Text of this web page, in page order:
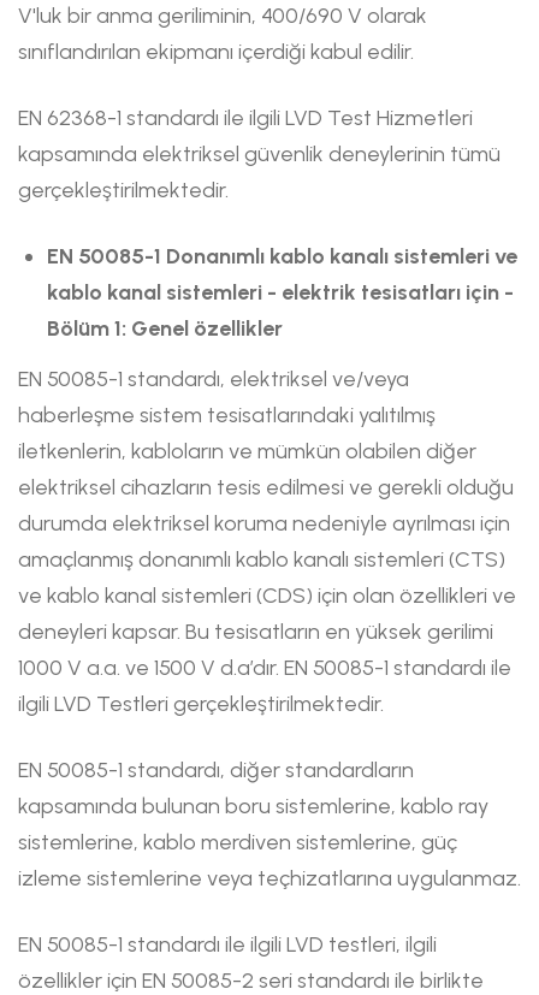
V'luk bir anma geriliminin, 400/690 V olarak
sınıflandırılan ekipmanı içerdiği kabul edilir.
EN 62368-1 standardı ile ilgili LVD Test Hizmetleri
kapsamında elektriksel güvenlik deneylerinin tümü
gerçekleştirilmektedir.
EN 50085-1 Donanımlı kablo kanalı sistemleri ve
kablo kanal sistemleri - elektrik tesisatları için -
Bölüm 1: Genel özellikler
EN 50085-1 standardı, elektriksel ve/veya
haberleşme sistem tesisatlarındaki yalıtılmış
iletkenlerin, kabloların ve mümkün olabilen diğer
elektriksel cihazların tesis edilmesi ve gerekli olduğu
durumda elektriksel koruma nedeniyle ayrılması için
amaçlanmış donanımlı kablo kanalı sistemleri (CTS)
ve kablo kanal sistemleri (CDS) için olan özellikleri ve
deneyleri kapsar. Bu tesisatların en yüksek gerilimi
1000 V a.a. ve 1500 V d.a’dır. EN 50085-1 standardı ile
ilgili LVD Testleri gerçekleştirilmektedir.
EN 50085-1 standardı, diğer standardların
kapsamında bulunan boru sistemlerine, kablo ray
sistemlerine, kablo merdiven sistemlerine, güç
izleme sistemlerine veya teçhizatlarına uygulanmaz.
EN 50085-1 standardı ile ilgili LVD testleri, ilgili
özellikler için EN 50085-2 seri standardı ile birlikte